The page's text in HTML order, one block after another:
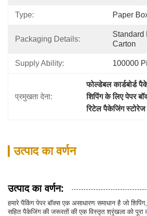
Type: Paper
Packaging Details:
Standard
Carton
Supply Ability: 100000
प्रमुखता देना:
फोल्डेबल कार्डबोर्ड
शिपिंग के लिए पेपर
रिटेल पैकेजिंग स्टोरेज
उत्पाद का वर्णन
उत्पाद का वर्णन:
हमारे पैकिंग पेपर बॉक्स एक असाधारण समाधान है जो
सहित पैकेजिंग की जरूरतों की एक विस्तृत श्रृंखला को पूरा